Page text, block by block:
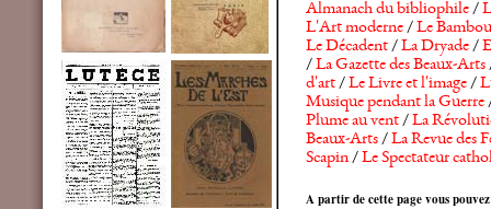
Almanach du bibliophile/
L'Art moderne/Le Bambou
Le Décadent/La Dryade/
/La Gazette des Beaux-Arts
d'art/Le Livre et l'image/
Musique pendant la Guerre
Plume au vent/La
Beaux-Arts/La Revue des
Scapin/Le Spectateur
A partir de cette page vous